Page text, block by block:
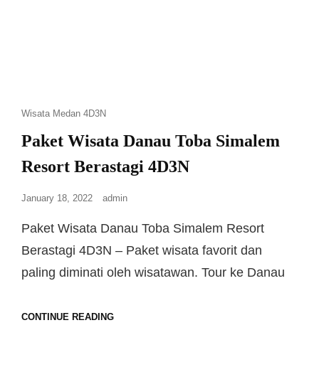
Wisata Medan 4D3N
Paket Wisata Danau Toba Simalem
Resort Berastagi 4D3N
January 18, 2022 admin
Paket Wisata Danau Toba Simalem Resort
Berastagi 4D3N – Paket wisata favorit dan
paling diminati oleh wisatawan. Tour ke Danau
CONTINUE READING